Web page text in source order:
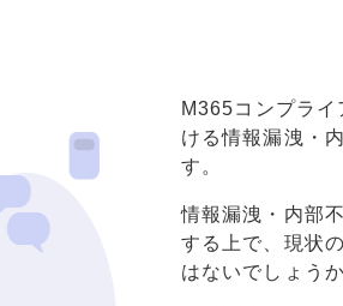
M365コンプラ
ける情報漏洩・
す。
情報漏洩・内部
する上で、現状
はないでしょうか